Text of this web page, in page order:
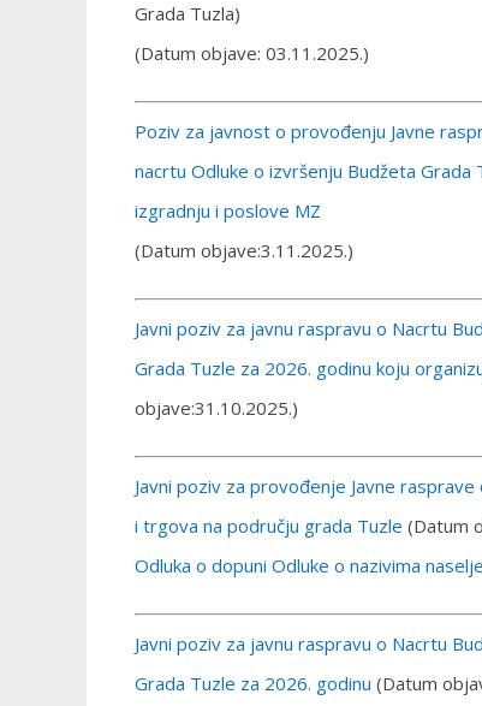
Grada Tuzla)
(Datum objave: 03.11.2025.)
Poziv za javnost o provođenju Javne
nacrtu Odluke o izvršenju Budžeta Grada
izgradnju i poslove MZ
(Datum objave:3.11.2025.)
Javni poziv za javnu raspravu o Nacrtu
Grada Tuzle za 2026. godinu koju
objave:31.10.2025.)
Javni poziv za provođenje Javne
i trgova na području grada Tuzle (Datum
Odluka o dopuni Odluke o nazivima
Javni poziv za javnu raspravu o Nacrtu
Grada Tuzle za 2026. godinu (Datum